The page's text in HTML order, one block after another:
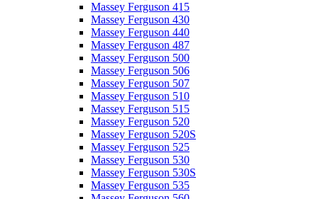
Massey Ferguson 415
Massey Ferguson 430
Massey Ferguson 440
Massey Ferguson 487
Massey Ferguson 500
Massey Ferguson 506
Massey Ferguson 507
Massey Ferguson 510
Massey Ferguson 515
Massey Ferguson 520
Massey Ferguson 520S
Massey Ferguson 525
Massey Ferguson 530
Massey Ferguson 530S
Massey Ferguson 535